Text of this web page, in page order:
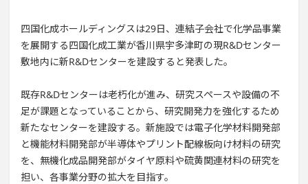
四国化成ホールディングスは29日、連結子会社で化学品事業
を展開する四国化成工業が香川県宇多津町の現R&Dセンター
敷地内に新R&Dセンターを建設すると発表した。
既存R&Dセンターは老朽化が進み、研究スペースや設備の不
足が課題となっていることから、研究開発力を強化するため
新たなセンターを建設する。新施設では電子化学材料開発部
と機能材料開発部が半導体やプリント配線板向け材料の研究
を、無機化成品開発部がタイヤ原料や硫黄関連材料の研究を
担い、各事業分野の拡大を目指す。